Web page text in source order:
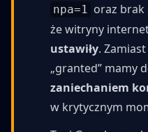
npa=1 oraz
że witryny
ustawiły.
„granted” mamy
zaniechaniem
w krytycznym